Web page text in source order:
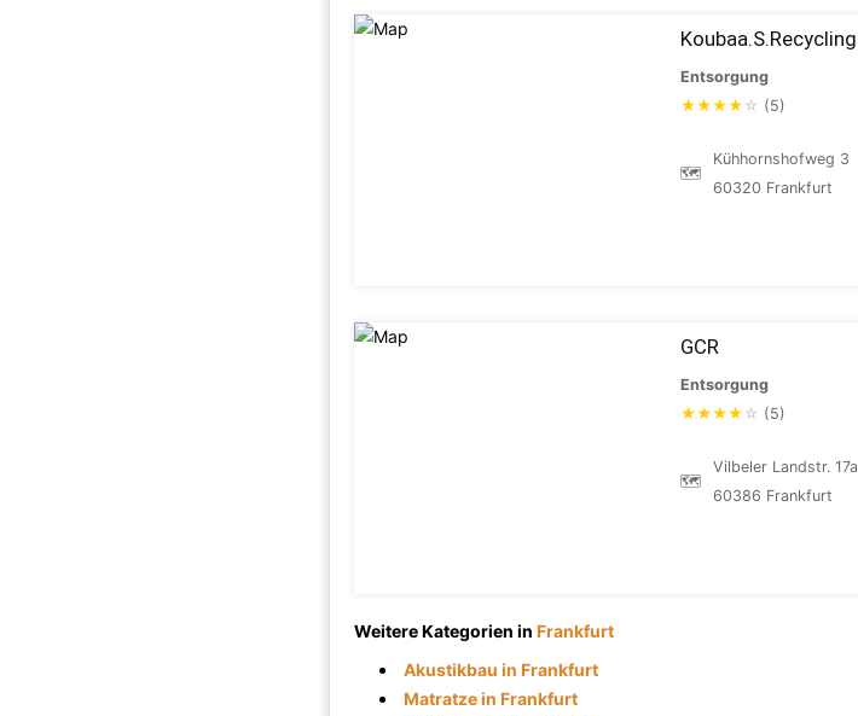
Koubaa.S.Recycling
Entsorgung
★★★★ ☆ (5)
🗺
Kühhornshofweg 3
60320 Frankfurt
GCR
Entsorgung
★★★★ ☆ (5)
🗺
Vilbeler Landstr. 17a
60386 Frankfurt
Weitere Kategorien in Frankfurt
Akustikbau in Frankfurt
Matratze in Frankfurt